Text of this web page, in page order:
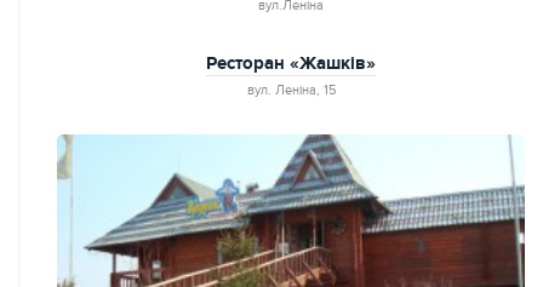
вул.Леніна
Ресторан «Жашків»
вул. Леніна, 15